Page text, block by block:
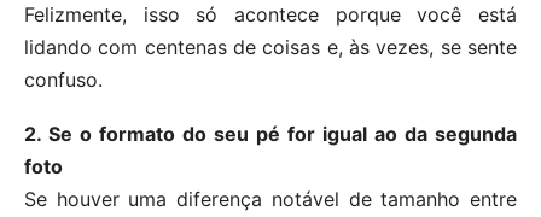
Felizmente, isso só acontece porque você está
lidando com centenas de coisas e, às vezes, se sente
confuso.
2. Se o formato do seu pé for igual ao da segunda
foto
Se houver uma diferença notável de tamanho entre